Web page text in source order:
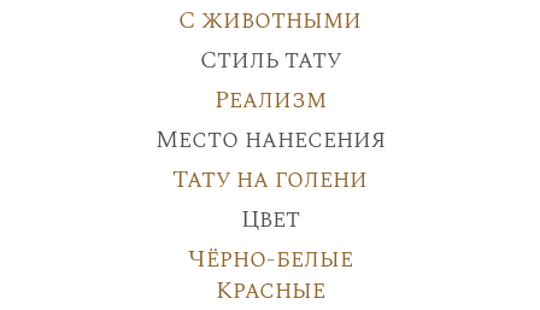
С животными
Стиль тату
Реализм
Место нанесения
Тату на голени
Цвет
Чёрно-белые
Красные